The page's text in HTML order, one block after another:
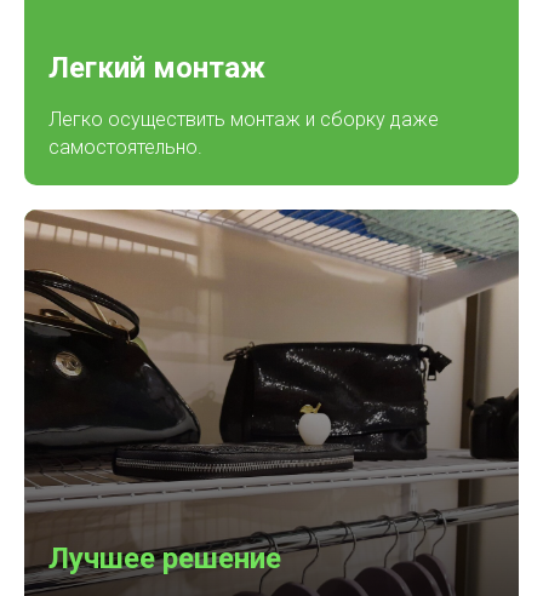
Легкий монтаж
Легко осуществить монтаж и сборку даже
самостоятельно.
Лучшее решение